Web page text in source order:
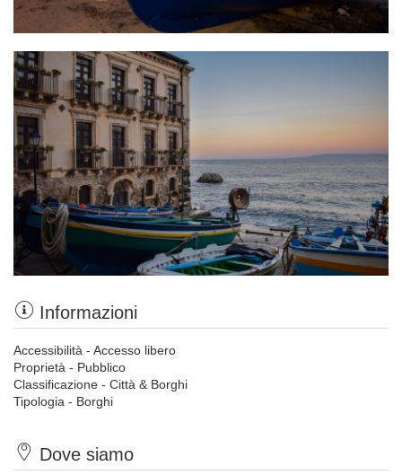
Informazioni
Accessibilità - Accesso libero
Proprietà - Pubblico
Classificazione - Città & Borghi
Tipologia - Borghi
Dove siamo